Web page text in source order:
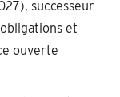
successeur
et
ouverte